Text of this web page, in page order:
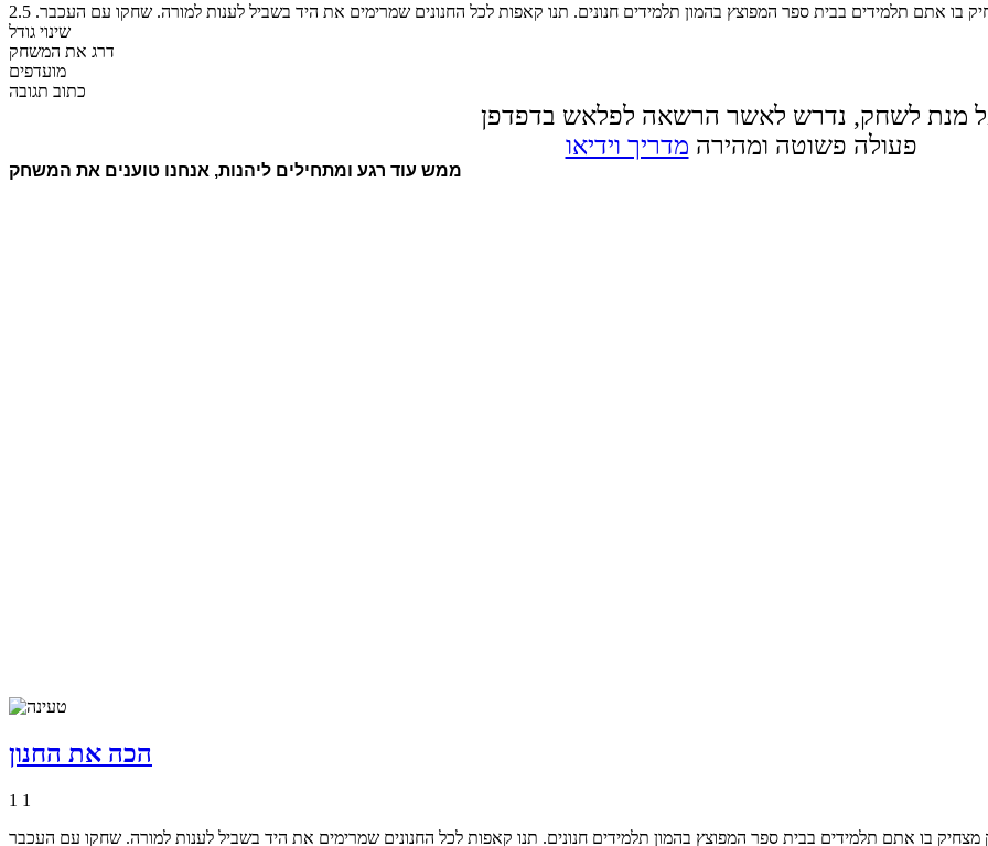
בו אתם תלמידים בבית ספר המפוצץ בהמון תלמידים חנונים. תנו קאפות לכל החנונים שמרימים את היד בשביל לענות למורה. שחקו עם העכבר. 2.5
שינוי גודל
דרג את המשחק
מועדפים
כתוב תגובה
מנת לשחק, נדרש לאשר הרשאה לפלאש בדפדפן
פעולה פשוטה ומהירה מדריך וידיאו
ממש עוד רגע ומתחילים ליהנות, אנחנו טוענים את המשחק
הכה את החנון
1 1